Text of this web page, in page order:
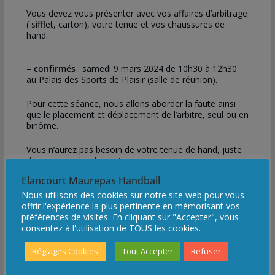
Vous devez vous présenter avec vos affaires d’arbitrage
( sifflet, carton), votre tenue et vos chaussures de
hand.
– confirmés: samedi 9 mars 2024 de 10h30 à 12h30
au Palais des Sports de Plaisir (salle de réunion).
Pour cette séance, nous allons aborder la faute ainsi
que le placement et déplacement de l’arbitre, seul ou en
binôme.
Vous n’aurez pas besoin de votre tenue de hand, juste
de quoi prendre des notes.
F
a
c
e
b
o
T
w
i
t
t
e
L
i
n
k
e
d
E
m
a
i
l
P
a
r
t
a
g
Ladies 2024 : toutes les photos ;)
Elancourt Maurepas Handball
Nous utilisons des cookies sur notre site web pour vous
offrir l'expérience la plus pertinente en mémorisant vos
préférences de visites. En cliquant sur "Accepter", vous
consentez à l'utilisation de TOUS les cookies.
Réglages Cookies Tout Accepter Refuser